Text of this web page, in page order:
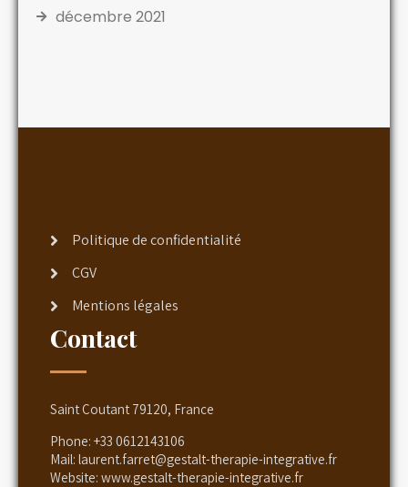
décembre 2021
Politique de confidentialité
CGV
Mentions légales
Contact
Saint Coutant 79120, France
Phone: +33 0612143106
Mail: laurent.farret@gestalt-therapie-integrative.fr
Website: www.gestalt-therapie-integrative.fr